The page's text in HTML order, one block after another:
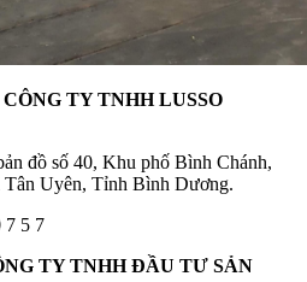
TY TNHH LUSSO
đồ số 40, Khu phố Bình Chánh,
Uyên, Tỉnh Bình Dương.
5 7
TY TNHH ĐẦU TƯ SẢN